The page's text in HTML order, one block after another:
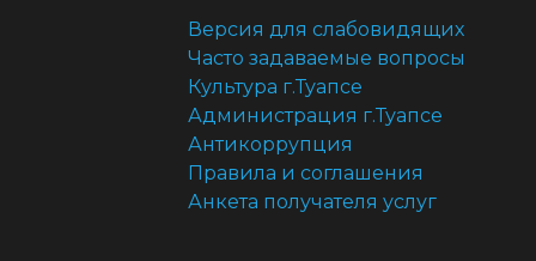
Версия для слабовидящих
Часто задаваемые вопросы
Культура г.Туапсе
Администрация г.Туапсе
Антикоррупция
Правила и соглашения
Анкета получателя услуг